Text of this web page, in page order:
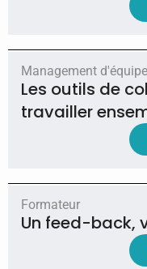
Management d'équipe
Les outils de
travailler
Formateur
Un feed-back,